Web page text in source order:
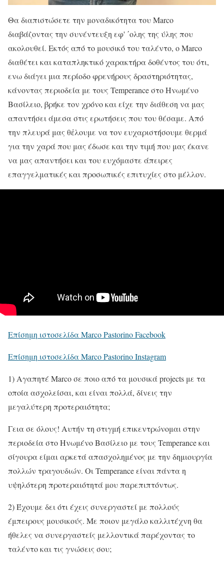
Θα διαπιστώσετε την μοναδικότητα του Marco
διαβάζοντας την συνέντευξη εφ' ΄ολης της ύλης που
ακολουθεί. Εκτός από το μουσικό του ταλέντο, ο Marco
διαθέτει και καταπληκτικό χαρακτήρα δοθέντος του ότι,
ενω διάγει μια περίοδο φρενήρους δραστηριότητας,
κάνοντας περιοδεία με τους Temperance στο Ηνωμένο
Βασίλειο, βρήκε τον χρόνο και είχε την διάθεση να μας
απαντήσει άμεσα στις ερωτήσεις που του θέσαμε. Από
την πλευρά μας θἐλουμε να τον ευχαριστήσουμε θερμά
για την χαρά που μας έδωσε και την τιμή που μας έκανε
να μας απαντήσει και του ευχόμαστε άπειρες
επαγγελματικές και προσωπικές επιτυχίες στο μέλλον.
Επίσημη ιστοσελίδα Marco Pastorino Facebook
Επίσημη ιστοσελίδα Marco Pastorino Instagram
1) Αγαπητέ Marco σε ποιο από τα μουσικά projects με τα
οποία ασχολείσαι, και είναι πολλά, δίνεις την
μεγαλύτερη προτεραιότητα;
Γεια σε όλους! Αυτήν τη στιγμή επικεντρώνομαι στην
περιοδεία στο Ηνωμένο Βασίλειο με τους Temperance και
σίγουρα είμαι αρκετά απασχολημένος με την δημιουργία
πολλών τραγουδιών. Οι Temperance είναι πάντα η
υψηλότερη προτεραιότητά μου παρεπιπτόντως.
2) Έχουμε δει ότι έχεις συνεργαστεί με πολλούς
έμπειρους μουσικούς. Με ποιον μεγάλο καλλιτέχνη θα
ήθελες να συνεργαστείς μελλοντικά παρέχοντας το
ταλέντο και τις γνώσεις σου;